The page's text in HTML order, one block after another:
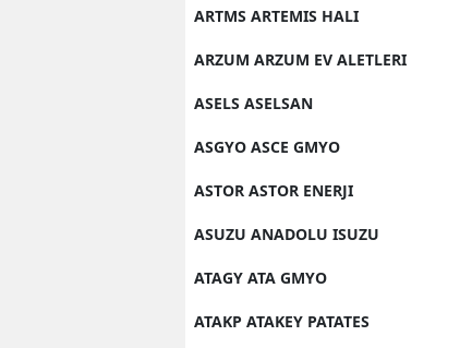
ARTMS ARTEMIS HALI
ARZUM ARZUM EV ALETLERI
ASELS ASELSAN
ASGYO ASCE GMYO
ASTOR ASTOR ENERJI
ASUZU ANADOLU ISUZU
ATAGY ATA GMYO
ATAKP ATAKEY PATATES